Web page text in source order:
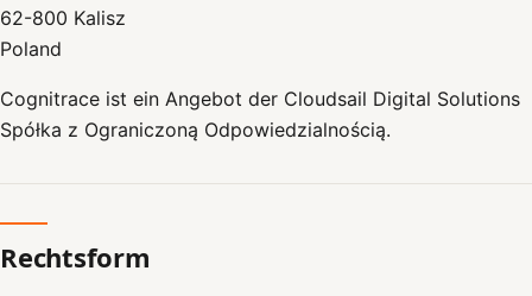
62-800 Kalisz
Poland
Cognitrace ist ein Angebot der Cloudsail Digital Solutions
Spółka z Ograniczoną Odpowiedzialnością.
Rechtsform